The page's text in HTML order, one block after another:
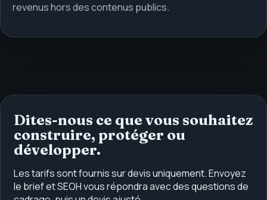
revenus hors des contenus publics.
Dites-nous ce que vous souhaitez
construire, protéger ou
développer.
Les tarifs sont fournis sur devis uniquement. Envoyez
le brief et SEOH vous répondra avec des questions de